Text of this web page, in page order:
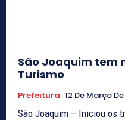
São Joaquim tem
Turismo
Prefeitura 12 De Março
São Joaquim – Iniciou os